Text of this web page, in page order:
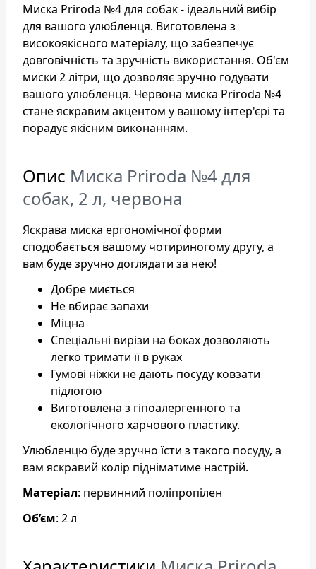
Миска Priroda №4 для собак - ідеальний вибір
для вашого улюбленця. Виготовлена з
високоякісного матеріалу, що забезпечує
довговічність та зручність використання. Об'єм
миски 2 літри, що дозволяє зручно годувати
вашого улюбленця. Червона миска Priroda №4
стане яскравим акцентом у вашому інтер'єрі та
порадує якісним виконанням.
Опис Миска Priroda №4 для
собак, 2 л, червона
Яскрава миска ергономічної форми
сподобається вашому чотириногому другу, а
вам буде зручно доглядати за нею!
Добре миється
Не вбирає запахи
Міцна
Спеціальні вирізи на боках дозволяють
легко тримати її в руках
Гумові ніжки не дають посуду ковзати
підлогою
Виготовлена з гіпоалергенного та
екологічного харчового пластику.
Улюбленцю буде зручно їсти з такого посуду, а
вам яскравий колір підніматиме настрій.
Матеріал: первинний поліпропілен
Об’єм: 2 л